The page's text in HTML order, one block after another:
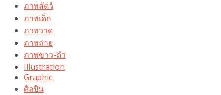
ภาพสัตว์
ภาพเด็ก
ภาพวาด
ภาพถ่าย
ภาพขาว-ดำ
Illustration
Graphic
ศิลปิน